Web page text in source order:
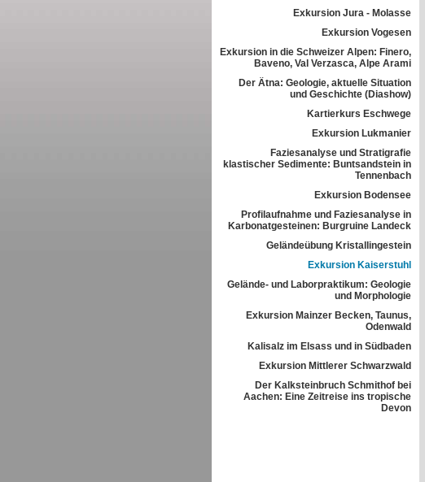
Exkursion Jura - Molasse
Exkursion Vogesen
Exkursion in die Schweizer Alpen: Finero,
Baveno, Val Verzasca, Alpe Arami
Der Ätna: Geologie, aktuelle Situation
und Geschichte (Diashow)
Kartierkurs Eschwege
Exkursion Lukmanier
Faziesanalyse und Stratigrafie
klastischer Sedimente: Buntsandstein in
Tennenbach
Exkursion Bodensee
Profilaufnahme und Faziesanalyse in
Karbonatgesteinen: Burgruine Landeck
Geländeübung Kristallingestein
Exkursion Kaiserstuhl
Gelände- und Laborpraktikum: Geologie
und Morphologie
Exkursion Mainzer Becken, Taunus,
Odenwald
Kalisalz im Elsass und in Südbaden
Exkursion Mittlerer Schwarzwald
Der Kalksteinbruch Schmithof bei
Aachen: Eine Zeitreise ins tropische
Devon